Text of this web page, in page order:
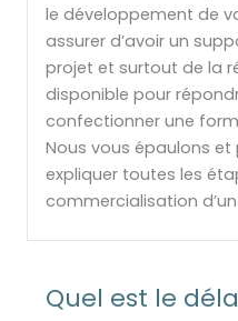
le développement de
assurer d’avoir un
projet et surtout de la
disponible pour
confectionner une
Nous vous épaulons
expliquer toutes les
commercialisation
Quel est le